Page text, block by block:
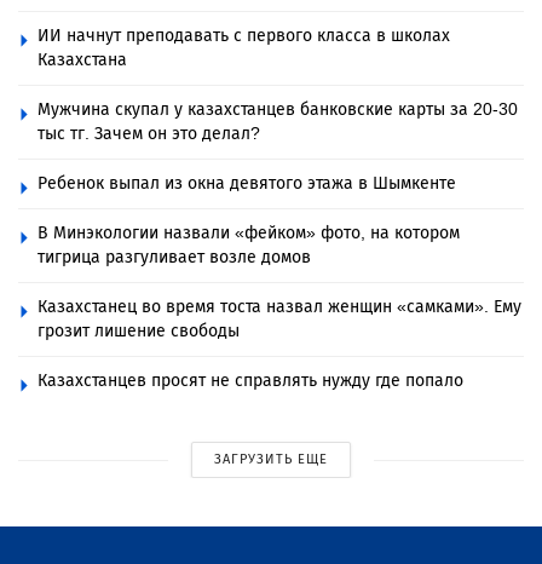
ИИ начнут преподавать с первого класса в школах
Казахстана
Мужчина скупал у казахстанцев банковские карты за 20-30
тыс тг. Зачем он это делал?
Ребенок выпал из окна девятого этажа в Шымкенте
В Минэкологии назвали «фейком» фото, на котором
тигрица разгуливает возле домов
Казахстанец во время тоста назвал женщин «самками». Ему
грозит лишение свободы
Казахстанцев просят не справлять нужду где попало
ЗАГРУЗИТЬ ЕЩЕ